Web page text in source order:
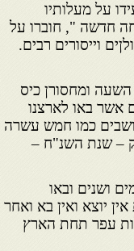
על מעלותיו
חדשה ", חוברו על
וייסורים רבים.
השעה ומחסורן כיס
אשר באו לארצנו
כמו חמש עשרה
– שנת השנ"ח –
ושנים ובאו
יוצא ואין בא ואחר
עפר תחת הארץ